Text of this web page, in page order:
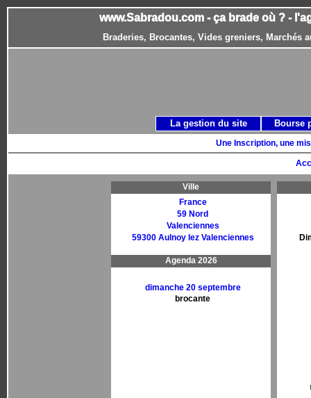
www.Sabradou.com - ça brade où ? -
Braderies, Brocantes, Vides greniers, Marchés
Une Inscription, une
Ville
France
59 Nord
Valenciennes
59300 Aulnoy lez Valenciennes
Agenda 2026
dimanche 20 septembre
brocante
La gestion du site Bourse